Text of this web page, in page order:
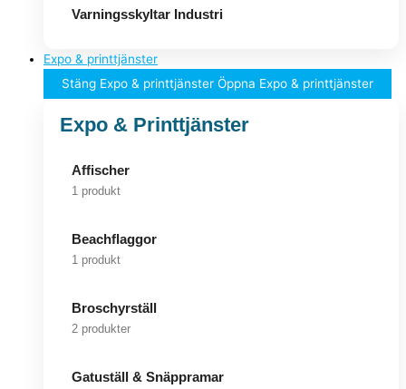
Varningsskyltar Industri
Expo & printtjänster
Stäng Expo & printtjänster Öppna Expo & printtjänster
Expo & Printtjänster
Affischer
1 produkt
Beachflaggor
1 produkt
Broschyrställ
2 produkter
Gatuställ & Snäppramar